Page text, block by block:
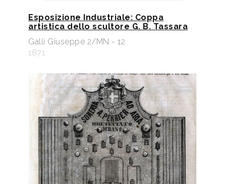
Esposizione Industriale: Coppa
artistica dello scultore G. B. Tassara
Galli Giuseppe 2/MN - 12
1871